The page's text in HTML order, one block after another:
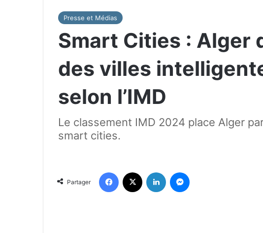
Presse et Médias
Smart Cities : Alger
des villes
selon l’IMD
Le classement IMD 2024 place Alger
smart cities.
Partager